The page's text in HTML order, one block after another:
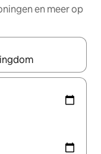
en meer op
maak je een keuze